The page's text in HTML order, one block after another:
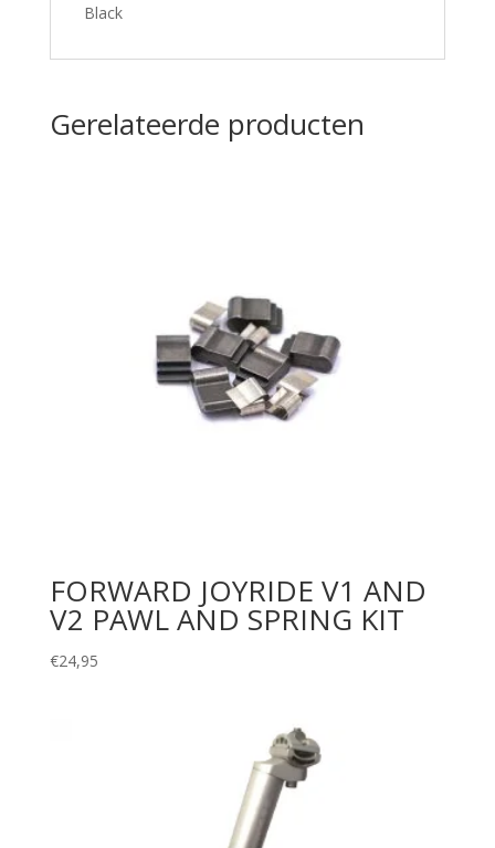
Black
Gerelateerde producten
FORWARD JOYRIDE V1 AND
V2 PAWL AND SPRING KIT
€24,95